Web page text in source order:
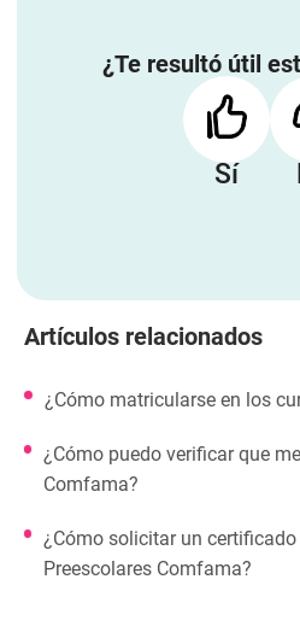
¿Te resultó útil
Sí
Artículos relacionados
¿Cómo matricularse en los
¿Cómo puedo verificar que
Comfama?
¿Cómo solicitar un
Preescolares Comfama?